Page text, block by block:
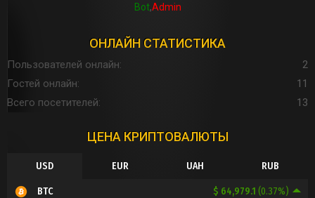
Bot Admin
ОНЛАЙН СТАТИСТИКА
Пользователей онлайн
2
Гостей онлайн
11
Всего посетителей
13
ЦЕНА КРИПТОВАЛЮТЫ
USD EUR UAH RUB
$ 64,979.1 (0.37%)
BTC